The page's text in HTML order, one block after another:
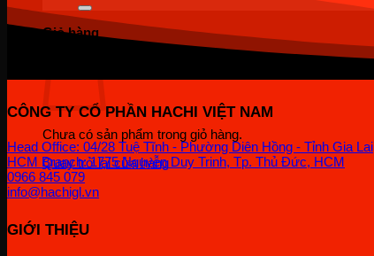
Giỏ hàng
Chưa có sản phẩm trong giỏ hàng.
Quay trở lại cửa hàng
CÔNG TY CỔ PHẦN HACHI VIỆT NAM
Head Office: 04/28 Tuệ Tĩnh - Phường Diên Hồng - Tỉnh Gia Lai
HCM Branch: 1775 Nguyễn Duy Trinh, Tp. Thủ Đức, HCM
0966 845 079
info@hachigl.vn
GIỚI THIỆU